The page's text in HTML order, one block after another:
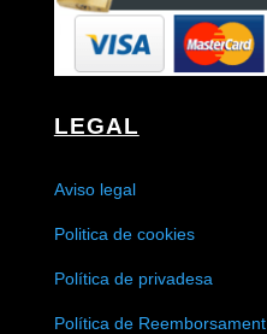
LEGAL
Aviso legal
Politica de cookies
Política de privadesa
Política de Reemborsament